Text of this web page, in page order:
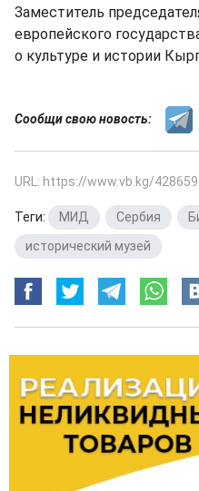
Заместитель
европейского
о культуре и истории
Сообщи свою новость:
URL: https://www.vb.kg/428659
Теги: МИД Сербия
исторический музей